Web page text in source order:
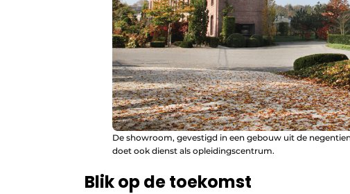
De showroom, gevestigd in een gebouw uit de
doet ook dienst als opleidingscentrum.
Blik op de toekomst